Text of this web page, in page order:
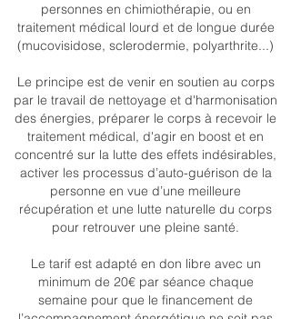
personnes en chimiothérapie, ou en
traitement médical lourd et de longue durée
(mucovisidose, sclerodermie, polyarthrite...)
Le principe est de venir en soutien au corps
par le travail de nettoyage et d'harmonisation
des énergies, préparer le corps à recevoir le
traitement médical, d'agir en boost et en
concentré sur la lutte des effets indésirables,
activer les processus d’auto-guérison de la
personne en vue d’une meilleure
récupération et une lutte naturelle du corps
pour retrouver une pleine santé.
Le tarif est adapté en don libre avec un
minimum de 20€ par séance chaque
semaine pour que le financement de